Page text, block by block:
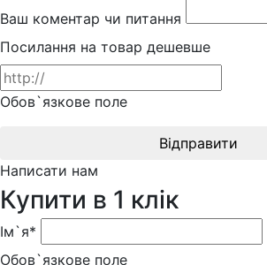
Ваш коментар чи питання
Посилання на товар дешевше
Обов`язкове поле
Відправити
Написати нам
Купити в 1 клік
Ім`я*
Обов`язкове поле